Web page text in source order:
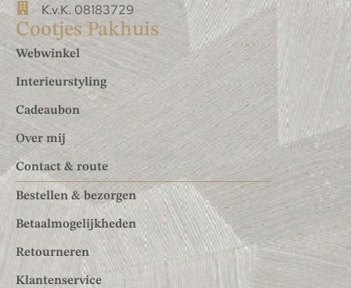
K.v.K. 08183729
Cootjes Pakhuis
Webwinkel
Interieurstyling
Cadeaubon
Over mij
Contact & route
Bestellen & bezorgen
Betaalmogelijkheden
Retourneren
Klantenservice